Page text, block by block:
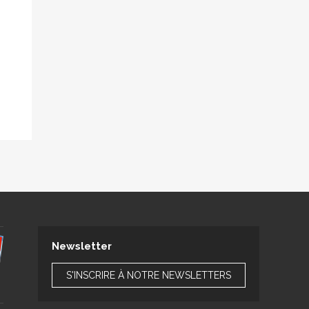
Newsletter
S'INSCRIRE À NOTRE NEWSLETTERS